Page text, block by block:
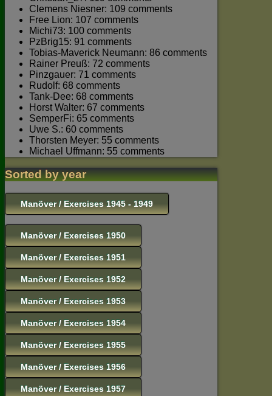
Clemens Niesner: 109 comments
Free Lion: 107 comments
Michi73: 100 comments
PzBrig15: 91 comments
Tobias-Maverick Neumann: 86 comments
Rainer Preuß: 72 comments
Pinzgauer: 71 comments
Rudolf: 68 comments
Tank-Dee: 68 comments
Horst Walter: 67 comments
SemperFi: 65 comments
Uwe S.: 60 comments
Thorsten Meyer: 55 comments
Michael Uffmann: 55 comments
Sorted by year
Manöver / Exercises 1945 - 1949
Manöver / Exercises 1950
Manöver / Exercises 1951
Manöver / Exercises 1952
Manöver / Exercises 1953
Manöver / Exercises 1954
Manöver / Exercises 1955
Manöver / Exercises 1956
Manöver / Exercises 1957